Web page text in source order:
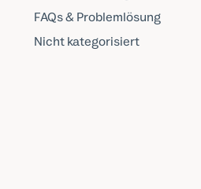
FAQs & Problemlösung
Nicht kategorisiert